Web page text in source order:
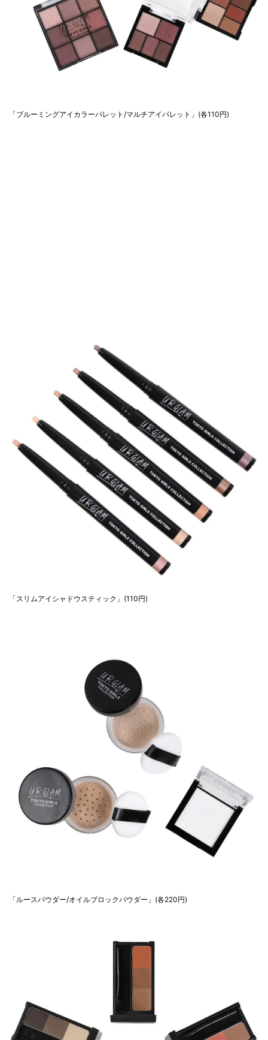
「ブルーミングアイカラーパレット/マルチアイパレット」(各110円)
「スリムアイシャドウスティック」(110円)
「ルースパウダー/オイルブロックパウダー」(各220円)